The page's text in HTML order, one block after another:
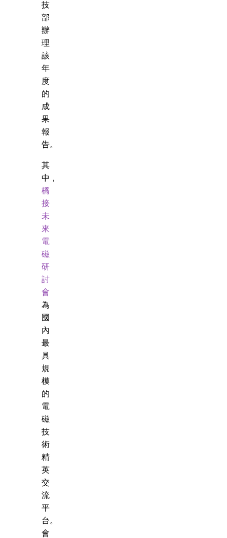
技
部
辦
理
該
年
度
的
成
果
報
告。
其
中，
橋
接
未
來
電
磁
研
討
會
為
國
內
最
具
規
模
的
電
磁
技
術
精
英
交
流
平
台。
會